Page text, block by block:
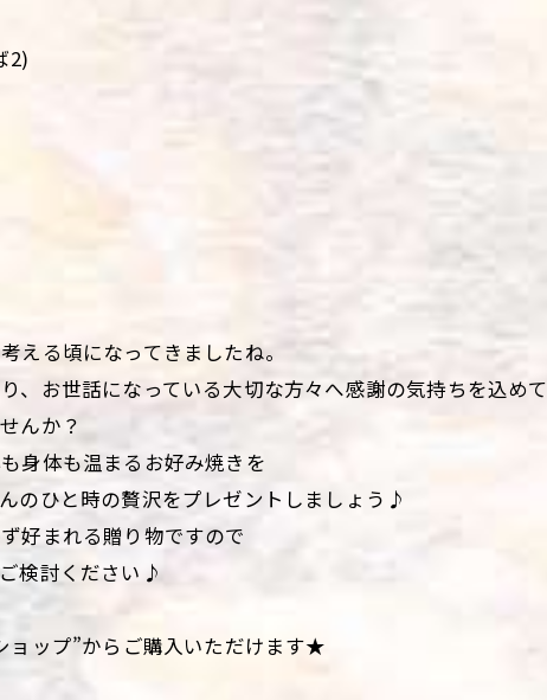
2)
える頃になってきましたね。
、お世話になっている大切な方々へ感謝の気持ちを込めて
んか？
身体も温まるお好み焼きを
のひと時の贅沢をプレゼントしましょう♪
好まれる贈り物ですので
検討ください♪
ョップ”からご購入いただけます★